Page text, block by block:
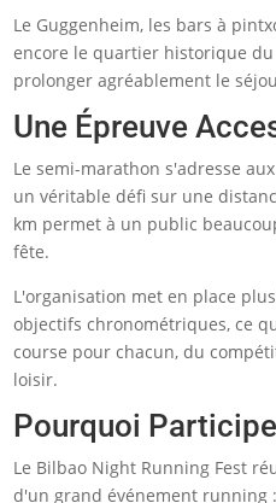
Le Guggenheim, les bars à
encore le quartier historique
prolonger agréablement le
Une Épreuve
Le semi-marathon s'adresse
un véritable défi sur une
km permet à un public
fête.
L'organisation met en place
objectifs chronométriques, ce
course pour chacun, du
loisir.
Pourquoi
Le Bilbao Night Running Fest
d'un grand événement running :